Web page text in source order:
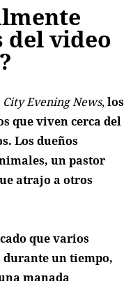
del video
City Evening News,los
que viven cerca del
Los dueños
un pastor
atrajo a otros
que varios
un tiempo,
manada